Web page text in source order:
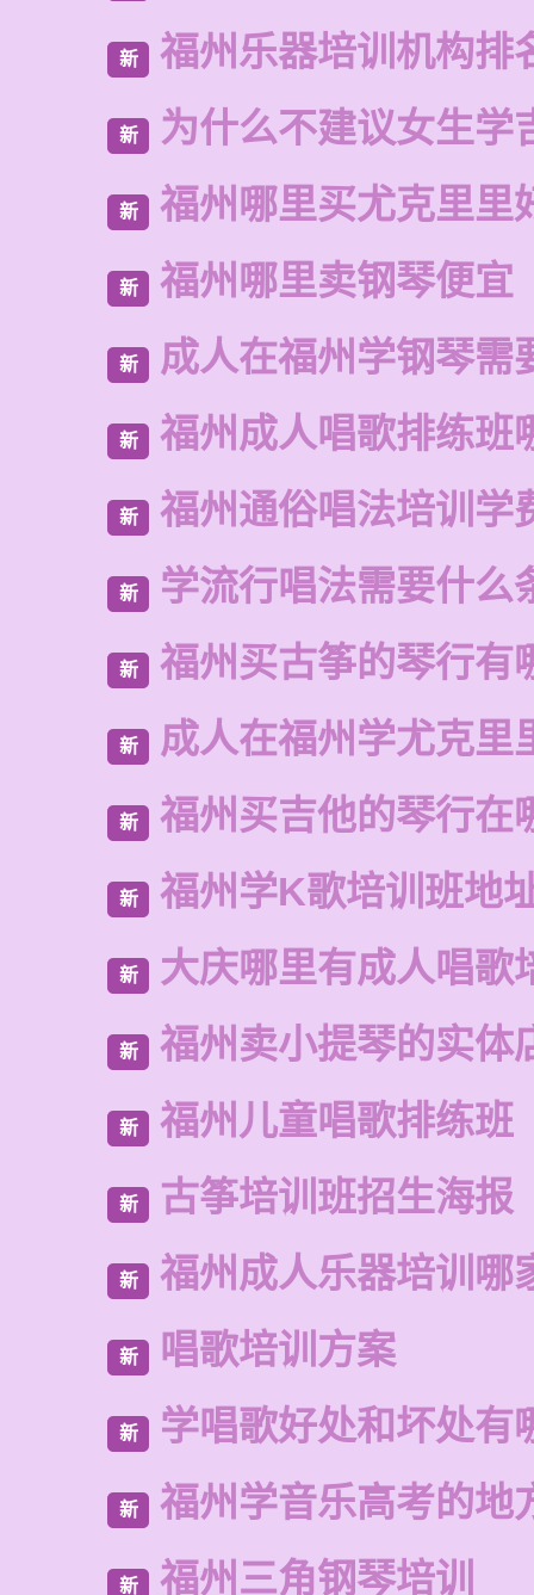
新 福州乐器培训机构排
新 为什么不建议女生学
新 福州哪里买尤克里里
新 福州哪里卖钢琴便宜
新 成人在福州学钢琴需
新 福州成人唱歌排练班
新 福州通俗唱法培训学
新 学流行唱法需要什么
新 福州买古筝的琴行有
新 成人在福州学尤克里
新 福州买吉他的琴行在
新 福州学K歌培训班地
新 大庆哪里有成人唱歌
新 福州卖小提琴的实体
新 福州儿童唱歌排练班
新 古筝培训班招生海报
新 福州成人乐器培训哪
新 唱歌培训方案
新 学唱歌好处和坏处有
新 福州学音乐高考的地
新 福州三角钢琴培训